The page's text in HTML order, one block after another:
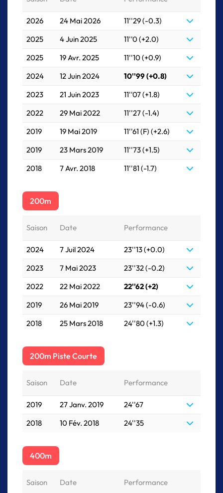
2026 24 Mai 2026
11''29 (-0.3)
2025
4 Juin 2025
11''0 (+2.0)
2025
19 Avr. 2025
11''10 (+0.9)
2024
12 Juin 2024
10''99 (+0.8)
2023
21 Juin 2023
11''07 (+1.8)
2022
29 Mai 2022
11''27 (-1.4)
2019
19 Mai 2019
11''61 (F) (+2.6)
2019
23 Mars 2019
11''73 (+1.5)
2018
7 Avr. 2018 11''81 (-1.7)
200m
Saison Date Performance
2024 7 Juil 2024
23''13 (+0.0)
2023
7 Mai 2023
23''32 (-0.2)
2022
22 Mai 2022
22''62 (+2)
2019
26 Mai 2019
23''94 (-0.6)
2018
25 Mars 2018 24''80 (+1.3)
200m Piste Courte
Saison Date Performance
2019 27 Janv. 2019
24''67
2018
10 Fév. 2018 24''35
400m
Saison Date Performance